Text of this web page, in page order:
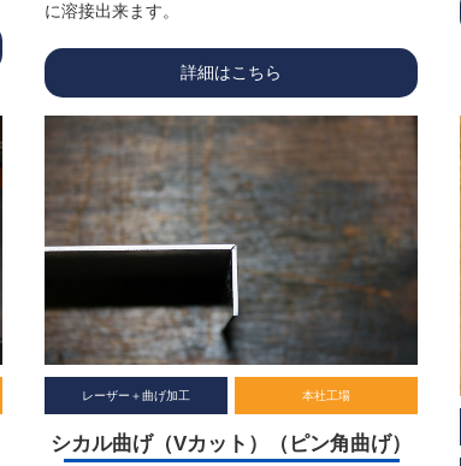
に溶接出来ます。
詳細はこちら
レーザー＋曲げ加工 本社工場
シカル曲げ（Vカット）（ピン角曲げ）